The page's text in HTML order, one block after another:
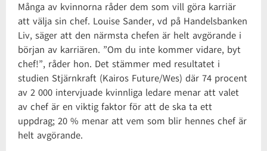
Många av kvinnorna råder dem som vill göra karriär
att välja sin chef. Louise Sander, vd på Handelsbanken
Liv, säger att den närmsta chefen är helt avgörande i
början av karriären. ”Om du inte kommer vidare, byt
chef!”, råder hon. Det stämmer med resultatet i
studien Stjärnkraft (Kairos Future/Wes) där 74 procent
av 2 000 intervjuade kvinnliga ledare menar att valet
av chef är en viktig faktor för att de ska ta ett
uppdrag; 20 % menar att vem som blir hennes chef är
helt avgörande.